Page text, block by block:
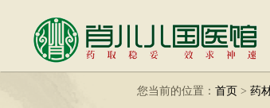
您当前的位置： 首页 > 药